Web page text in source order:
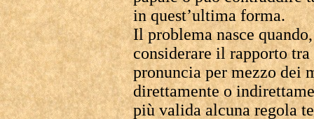
in quest’ultima forma.
Il problema nasce
considerare il rapporto
pronuncia per mezzo dei
direttamente o
più valida alcuna regola